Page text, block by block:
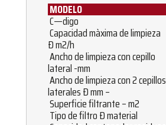
MODELO
C—digo
Capacidad màxima de limpieza
Ð m2/h
Ancho de limpieza con cepillo
lateral -mm
Ancho de limpieza con 2 cepillos
laterales Ð mm –
Superficie filtrante – m2
Tipo de filtro Ð material